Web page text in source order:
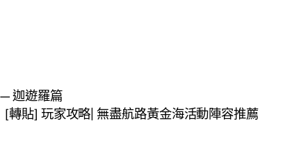
迦遊羅篇
[轉貼] 玩家攻略| 無盡航路黃金海活動陣容推薦